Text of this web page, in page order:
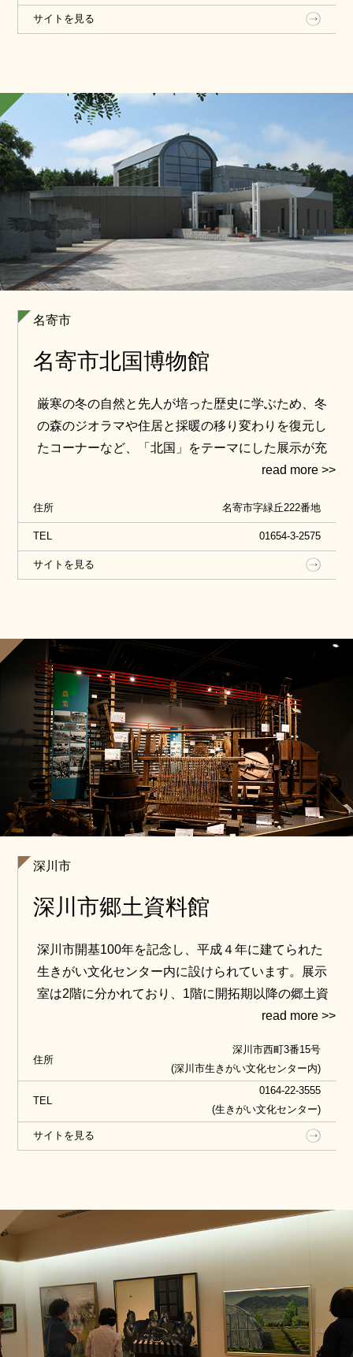
「豊かな自然と動植物」コーナー、建物も人物も
1/10スケールで統一された、非常にリアルなマジッ
無料。
サイトを見る
名寄市
名寄市北国博物館
厳寒の冬の自然と先人が培った歴史に学ぶため、冬
の森のジオラマや住居と採暖の移り変わりを復元し
たコーナーなど、「北国」をテーマにした展示が充
実。先史時代、アイヌ文化、暖房・防寒・除雪具、
されています。
住所 名寄市字緑丘222番地
TEL 01654-3-2575
サイトを見る
深川市
深川市郷土資料館
深川市開基100年を記念し、平成４年に建てられた
生きがい文化センター内に設けられています。展示
室は2階に分かれており、1階に開拓期以降の郷土資
料、2階に開拓期以前の考古資料や化石を展示してい
り行く深川の四季の様子をみることができます。
体験学習として、人造ノジュールを掘る発掘体験（1
回500円）もおこなっています（予約制）。
住所
深川市西町3番15号
(深川市生きがい文化センター内)
TEL
0164-22-3555
(生きがい文化センター)
サイトを見る